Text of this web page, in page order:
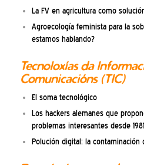
La FV en agricultura como
Agroecología feminista para la
estamos hablando?
Tecnoloxías da
Comunicacións (TIC)
El soma tecnológico
Los hackers alemanes que
problemas interesantes desde 1981
Polución digital: la contaminación